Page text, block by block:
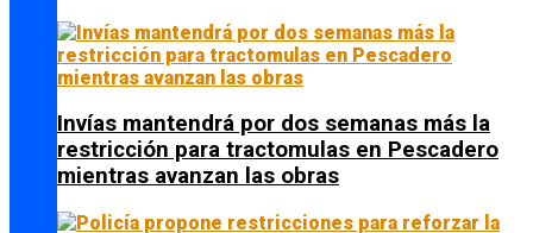
Invías mantendrá por dos semanas más la
restricción para tractomulas en Pescadero
mientras avanzan las obras